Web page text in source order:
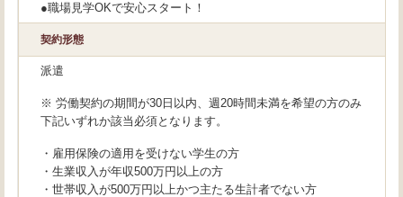
●職場見学OKで安心スタート！
契約形態
派遣
※ 労働契約の期間が30日以内、週20時間未満を希望の方のみ
下記いずれか該当必須となります。
・雇用保険の適用を受けない学生の方
・生業収入が年収500万円以上の方
・世帯収入が500万円以上かつ主たる生計者でない方